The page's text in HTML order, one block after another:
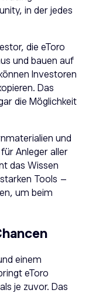
in der jedes
die eToro
und bauen auf
Investoren
Das
die Möglichkeit
und
Anleger aller
das Wissen
Tools –
um beim
einem
eToro
je zuvor. Das